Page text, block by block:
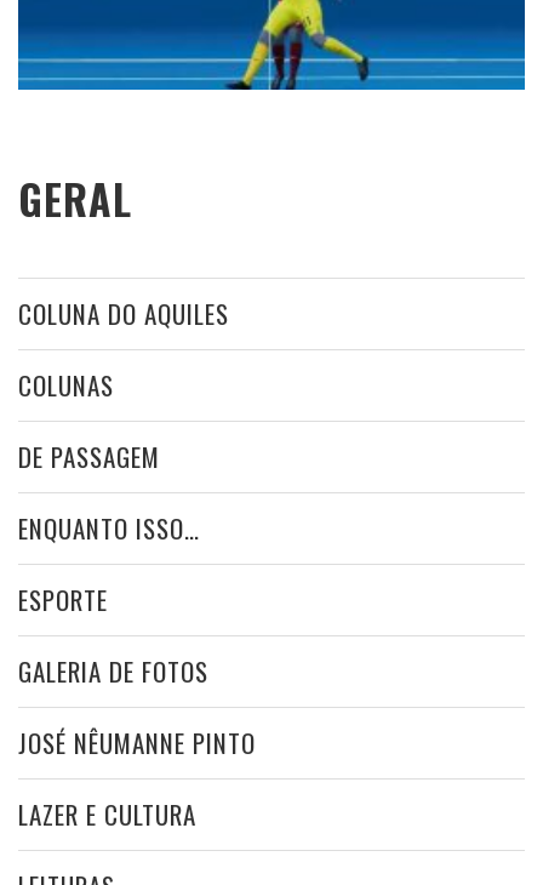
GERAL
COLUNA DO AQUILES
COLUNAS
DE PASSAGEM
ENQUANTO ISSO…
ESPORTE
GALERIA DE FOTOS
JOSÉ NÊUMANNE PINTO
LAZER E CULTURA